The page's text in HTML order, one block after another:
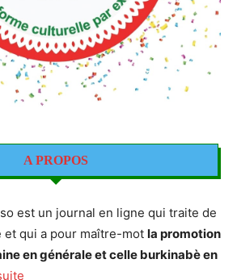
A PROPOS
est un journal en ligne qui traite de
et qui a pour maître-mot la promotion
en générale et celle burkinabè en